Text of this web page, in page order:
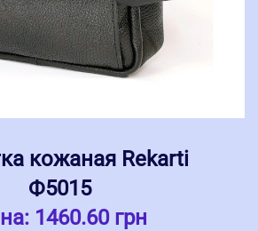
кожаная Rekarti
Ф5015
1460.60 грн